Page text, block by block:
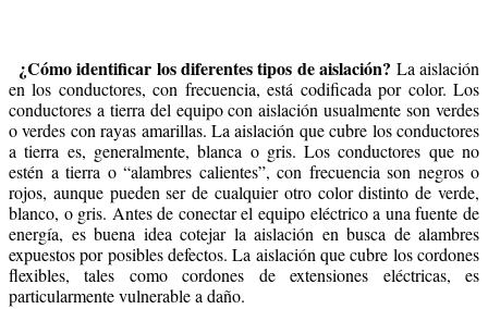
¿Cómo identificar los diferentes tipos de aislación? La aislación
en los conductores, con frecuencia, está codificada por color. Los
conductores a tierra del equipo con aislación usualmente son verdes
o verdes con rayas amarillas. La aislación que cubre los conductores
a tierra es, generalmente, blanca o gris. Los conductores que no
estén a tierra o “alambres calientes”, con frecuencia son negros o
rojos, aunque pueden ser de cualquier otro color distinto de verde,
blanco, o gris. Antes de conectar el equipo eléctrico a una fuente de
energía, es buena idea cotejar la aislación en busca de alambres
expuestos por posibles defectos. La aislación que cubre los cordones
flexibles, tales como cordones de extensiones eléctricas, es
particularmente vulnerable a daño.